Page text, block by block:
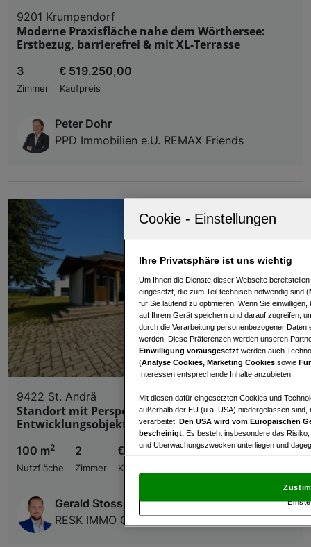
9201 Krumpendorf
Moderne Praxisfläche nahe dem Wörthersee:
Erstbezug, barrierefrei & mit XL-Terrasse
3
Zimmer
€ 519.250,00
Kaufpreis
Peter Dohr
PPD Immobilien e.U. REMAX Friends
9422 St. Andrä
Standort mit Perspektive – Bürogebäude &
Entwicklungsobjekt
100 m2
Nutzfläche
2
Zimmer
€ 232.000,00
Kaufpreis
Gerald Stossier
RESK IMMO OG
Ihre Privatsphäre ist uns wichtig
Um Ihnen die Dienste dieser Webseite
eingesetzt, die zum Teil technisch notwendig sind (
für Sie laufend zu optimieren. Wenn Sie
auf Ihrem Gerät speichern und darauf zugreifen,
durch die Verarbeitung personenbezogener
werden. Diese Präferenzen werden unseren
Einwilligung vorausgesetzt werden auch
(Analyse Cookies, Marketing Cookies sowie
Interessen entsprechende Inhalte anzubieten.
Mit diesen dafür eingesetzten Cookies und
außerhalb der EU (u.a. USA) niedergelassen
verarbeitet. Den USA wird vom Europäischen
bescheinigt. Es besteht insbesondere das
und Überwachungszwecken unterliegen und
und Widerspruch gegen die Verarbeitung auf der
„Cookie Einstellungen“, die sich auf jeder Seite